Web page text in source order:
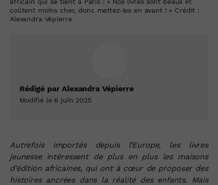
coûtent moins cher, donc mettez-les en avant ! » Crédit :
Alexandra Vépierre
Rédigé par Alexandra Vépierre
Modifié le 6 juin 2025
Autrefois importés depuis l’Europe, les livres
jeunesse intéressent de plus en plus les maisons
d’édition africaines, qui ont à cœur de proposer des
histoires ancrées dans la réalité des enfants. Mais